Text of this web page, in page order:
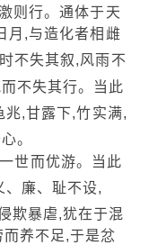
则行。通体于天
月,与造化者相雌
不失其叙,风雨不
不失其行。当此
兆,甘露下,竹实满,
。
世而优游。当此
、廉、耻不设,
欺暴虐,犹在于混
养不足,于是忿